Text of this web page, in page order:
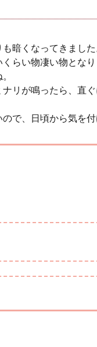
暗くなってきました
らい物凄い物となり
リが鳴ったら、直
で、日頃から気を